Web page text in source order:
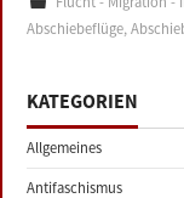
Abschiebeflüge,
KATEGORIEN
Allgemeines
Antifaschismus